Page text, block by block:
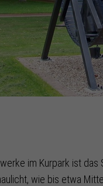
im Kurpark ist
wie bis etwa